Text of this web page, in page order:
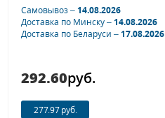
Самовывоз –14.08.2026
Доставка по Минску –14.08.2026
Доставка по Беларуси –17.08.2026
292.60руб.
277.97 руб.